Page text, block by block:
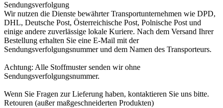
Sendungsverfolgung
Wir nutzen die Dienste bewährter Transportunternehmen wie DPD,
DHL, Deutsche Post, Österreichische Post, Polnische Post und
einige andere zuverlässige lokale Kuriere. Nach dem Versand Ihrer
Bestellung erhalten Sie eine E-Mail mit der
Sendungsverfolgungsnummer und dem Namen des Transporteurs.
Achtung: Alle Stoffmuster senden wir ohne
Sendungsverfolgungsnummer.
Wenn Sie Fragen zur Lieferung haben, kontaktieren Sie uns bitte.
Retouren (außer maßgeschneiderten Produkten)